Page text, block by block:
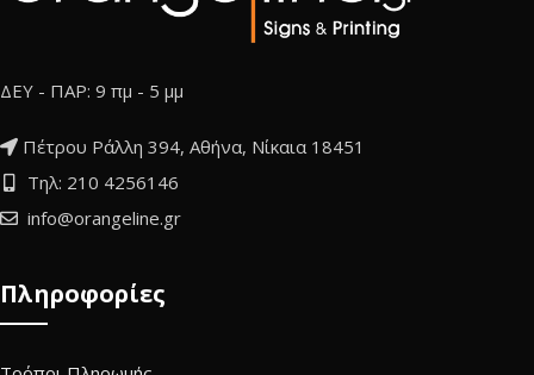
ΔΕΥ - ΠΑΡ: 9 πμ - 5 μμ
Πέτρου Ράλλη 394, Αθήνα, Νίκαια 18451
Τηλ: 210 4256146
info@orangeline.gr
Πληροφορίες